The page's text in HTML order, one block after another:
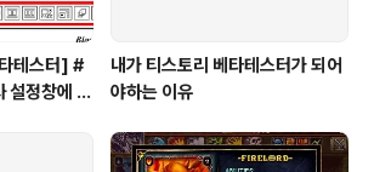
테스터] #
설정창에 대
내가 티스토리 베타테스터가 되어
야하는 이유